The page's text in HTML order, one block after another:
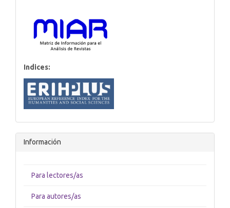
Indices:
Información
Para lectores/as
Para autores/as